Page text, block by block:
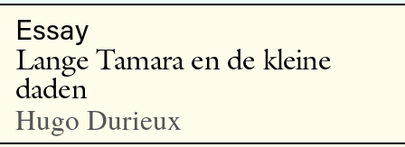
Essay
Lange Tamara en de kleine
daden
Hugo Durieux